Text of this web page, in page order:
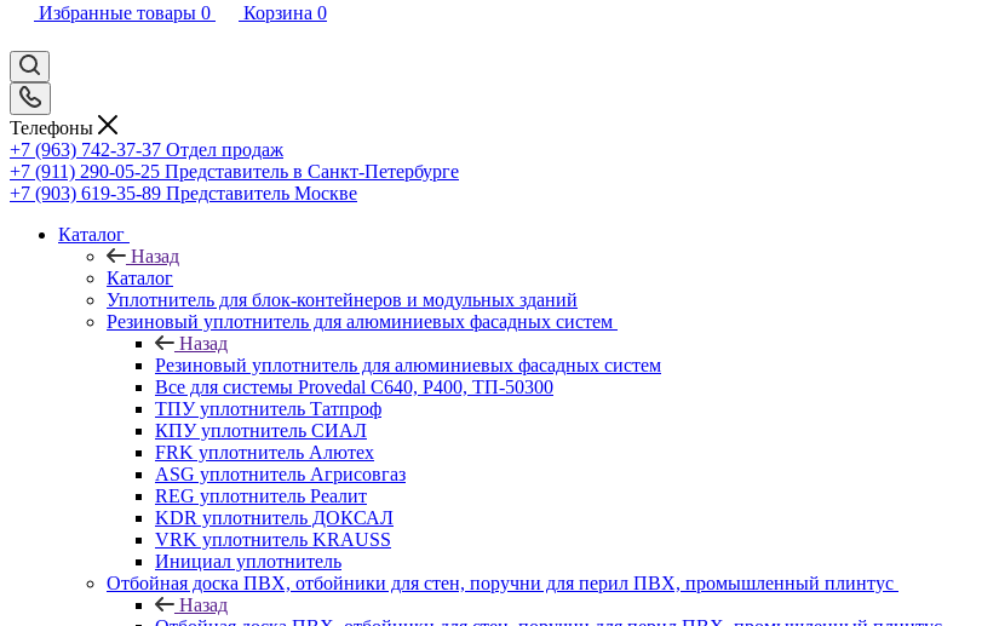
Избранные товары 0 Корзина 0
Телефоны
+7 (963) 742-37-37 Отдел продаж
+7 (911) 290-05-25 Представитель в Санкт-Петербурге
+7 (903) 619-35-89 Представитель Москве
Каталог
Назад
Каталог
Уплотнитель для блок-контейнеров и модульных зданий
Резиновый уплотнитель для алюминиевых фасадных систем
Назад
Резиновый уплотнитель для алюминиевых фасадных систем
Все для системы Provedal С640, Р400, ТП-50300
ТПУ уплотнитель Татпроф
КПУ уплотнитель СИАЛ
FRK уплотнитель Алютех
ASG уплотнитель Агрисовгаз
REG уплотнитель Реалит
KDR уплотнитель ДОКСАЛ
VRK уплотнитель KRAUSS
Инициал уплотнитель
Отбойная доска ПВХ, отбойники для стен, поручни для перил ПВХ, промышленный плинтус
Назад